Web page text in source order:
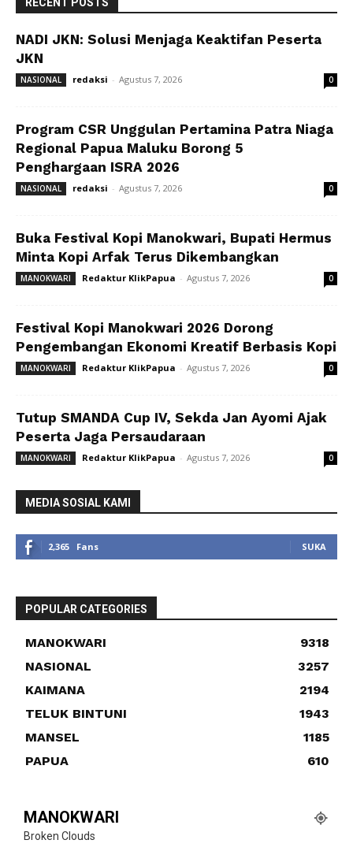
NADI JKN: Solusi Menjaga Keaktifan Peserta
JKN
NASIONAL redaksi - Agustus 7, 2026 0
Program CSR Unggulan Pertamina Patra Niaga
Regional Papua Maluku Borong 5
Penghargaan ISRA 2026
NASIONAL redaksi - Agustus 7, 2026 0
Buka Festival Kopi Manokwari, Bupati Hermus
Minta Kopi Arfak Terus Dikembangkan
MANOKWARI Redaktur KlikPapua - Agustus 7, 2026 0
Festival Kopi Manokwari 2026 Dorong
Pengembangan Ekonomi Kreatif Berbasis Kopi
MANOKWARI Redaktur KlikPapua - Agustus 7, 2026 0
Tutup SMANDA Cup IV, Sekda Jan Ayomi Ajak
Peserta Jaga Persaudaraan
MANOKWARI Redaktur KlikPapua - Agustus 7, 2026 0
MEDIA SOSIAL KAMI
2,365 Fans SUKA
POPULAR CATEGORIES
MANOKWARI
9318
NASIONAL
3257
KAIMANA
2194
TELUK BINTUNI
1943
MANSEL
1185
PAPUA
610
MANOKWARI
Broken Clouds